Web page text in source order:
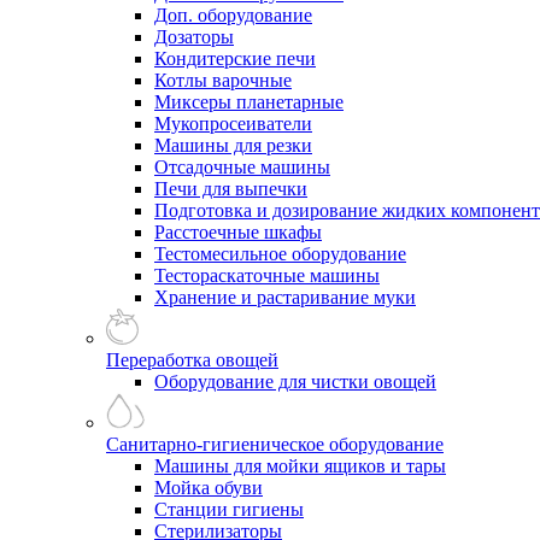
Доп. оборудование
Дозаторы
Кондитерские печи
Котлы варочные
Миксеры планетарные
Мукопросеиватели
Машины для резки
Отсадочные машины
Печи для выпечки
Подготовка и дозирование жидких
Расстоечные шкафы
Тестомесильное оборудование
Тестораскаточные машины
Хранение и растаривание муки
Переработка овощей
Оборудование для чистки овощей
Санитарно-гигиеническое оборудование
Машины для мойки ящиков и тары
Мойка обуви
Станции гигиены
Стерилизаторы